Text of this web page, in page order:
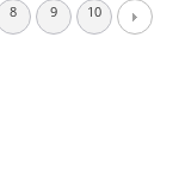
8 9 10